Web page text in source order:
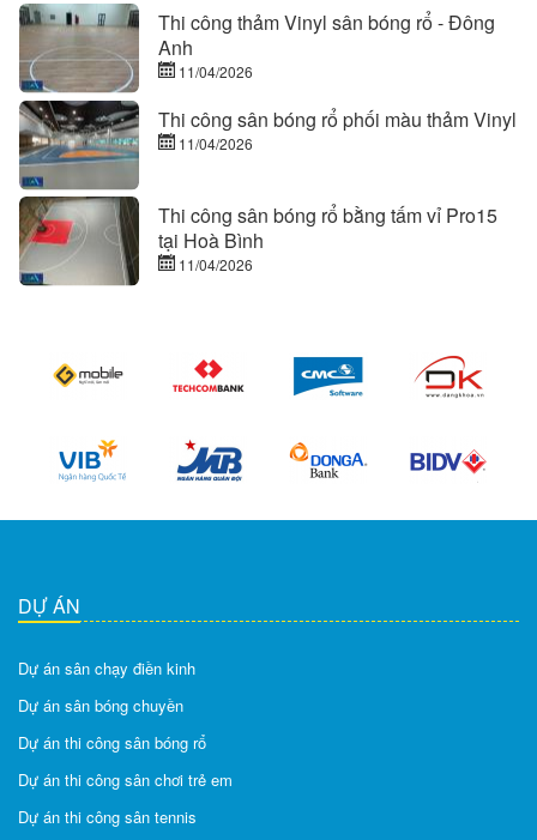
Thi công thảm Vinyl sân bóng rổ - Đông
Anh
11/04/2026
Thi công sân bóng rổ phối màu thảm Vinyl
11/04/2026
Thi công sân bóng rổ bằng tấm vỉ Pro15
tại Hoà Bình
11/04/2026
DỰ ÁN
Dự án sân chạy điền kinh
Dự án sân bóng chuyền
Dự án thi công sân bóng rổ
Dự án thi công sân chơi trẻ em
Dự án thi công sân tennis